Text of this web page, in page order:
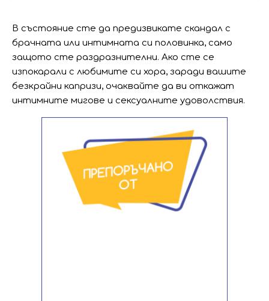
В състояние сте да предизвикате скандал с
брачната или интимната си половинка, само
защото сте раздразнителни. Ако сте се
изпокарали с любимите си хора, заради вашите
безкрайни капризи, очаквайте да ви откажат
интимните мигове и сексуалните удоволствия.